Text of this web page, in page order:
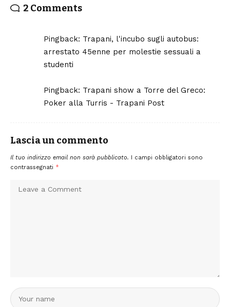
2 Comments
Pingback: Trapani, l'incubo sugli autobus:
arrestato 45enne per molestie sessuali a
studenti
Pingback: Trapani show a Torre del Greco:
Poker alla Turris - Trapani Post
Lascia un commento
Il tuo indirizzo email non sarà pubblicato.
I campi obbligatori sono
contrassegnati *